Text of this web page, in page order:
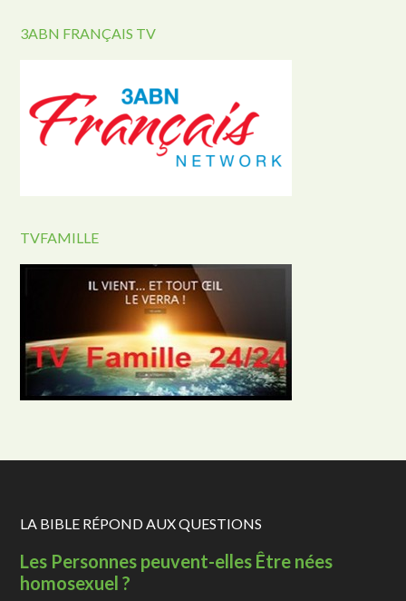
3ABN FRANÇAIS TV
TVFAMILLE
LA BIBLE RÉPOND AUX QUESTIONS
Les Personnes peuvent-elles Être nées
homosexuel ?